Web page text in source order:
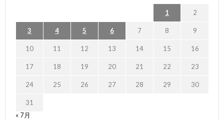
1 2
3 4 5 6 7 8 9
10 11 12 13 14 15 16
17 18 19 20 21 22 23
24 25 26 27 28 29 30
31
« 7月